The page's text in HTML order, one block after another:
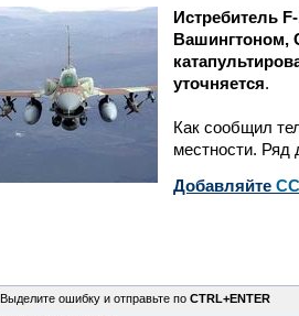
Истребитель
Вашингтоном,
уточняется.
Как сообщил
местности. Ряд
Добавляйте
Выделите ошибку и отправьте по CTRL+ENTER